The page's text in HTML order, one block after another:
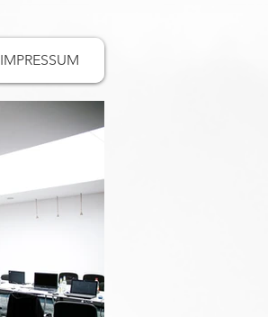
IMPRESSUM